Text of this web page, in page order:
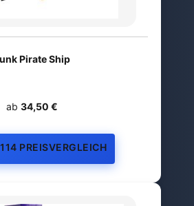
Pirate Ship
ab 34,50 €
PREISVERGLEICH